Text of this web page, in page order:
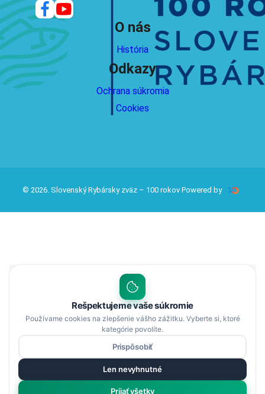
O nás
História
Odkazy
Ochrana súkromia
Cookies
© 2026. Slovenský Rybársky zväz – 100 rokov Powered by
Rešpektujeme vaše súkromie
Používame cookies na zlepšenie vášho zážitku. Vyberte si, ktoré
kategórie povolíte.
Prispôsobiť
Len nevyhnutné
Prijať všetky